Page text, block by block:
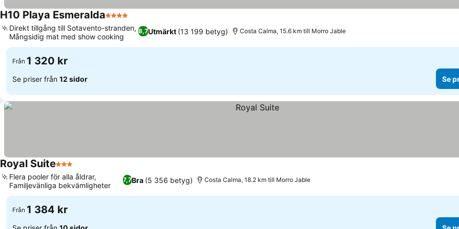
H10 Playa Esmeralda4 Stjärnor
8,7Utmärkt (13 199 betyg)
Direkt tillgång till Sotavento-stranden,
Mångsidig mat med show cooking
Costa Calma, 15.6 km till Morro Jable
Från 1 320 kr
Se priser från 12 sidor Se
Royal Suite3 Stjärnor
7,7Bra (5 356 betyg)
Flera pooler för alla åldrar,
Familjevänliga bekvämligheter
Costa Calma, 18.2 km till Morro Jable
Från 1 384 kr